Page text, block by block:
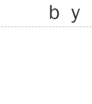
ｙ